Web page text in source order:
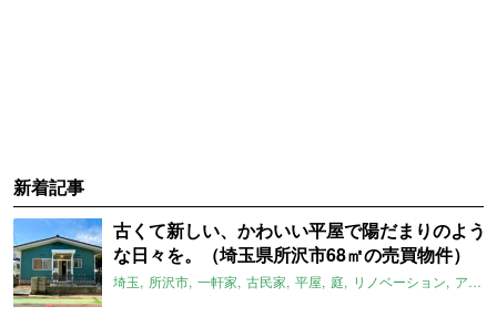
新着記事
古くて新しい、かわいい平屋で陽だまりのよう
な日々を。（埼玉県所沢市68㎡の売買物件）
埼玉 所沢市 一軒家 古民家 平屋 庭 リノベーション アメリカンハウス